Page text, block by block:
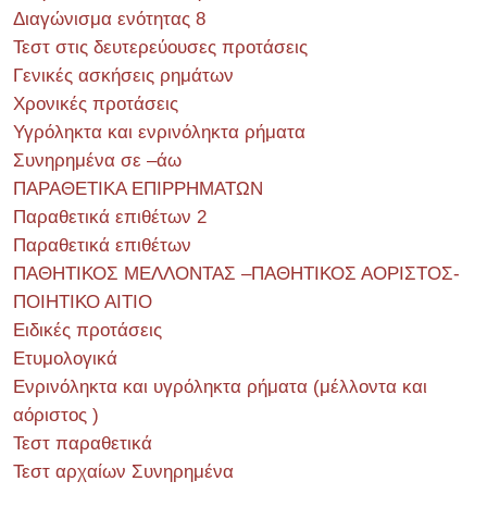
Διαγώνισμα ενότητας 8
Τεστ στις δευτερεύουσες προτάσεις
Γενικές ασκήσεις ρημάτων
Χρονικές προτάσεις
Υγρόληκτα και ενρινόληκτα ρήματα
Συνηρημένα σε –άω
ΠΑΡΑΘΕΤΙΚΑ ΕΠΙΡΡΗΜΑΤΩΝ
Παραθετικά επιθέτων 2
Παραθετικά επιθέτων
ΠΑΘΗΤΙΚΟΣ ΜΕΛΛΟΝΤΑΣ –ΠΑΘΗΤΙΚΟΣ ΑΟΡΙΣΤΟΣ-
ΠΟΙΗΤΙΚΟ ΑΙΤΙΟ
Ειδικές προτάσεις
Ετυμολογικά
Ενρινόληκτα και υγρόληκτα ρήματα (μέλλοντα και
αόριστος )
Τεστ παραθετικά
Τεστ αρχαίων Συνηρημένα